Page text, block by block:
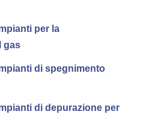
per la
gas
di spegnimento
di depurazione per